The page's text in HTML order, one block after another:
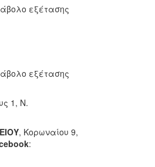
εξέτασης
εξέτασης
1, Ν.
, Κορωναίου 9,
: